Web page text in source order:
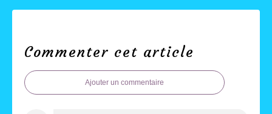
Commenter cet article
Ajouter un commentaire